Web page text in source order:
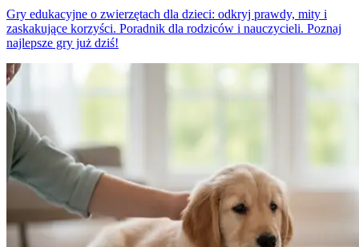
Gry edukacyjne o zwierzętach dla dzieci: odkryj prawdy, mity i
zaskakujące korzyści. Poradnik dla rodziców i nauczycieli. Poznaj
najlepsze gry już dziś!